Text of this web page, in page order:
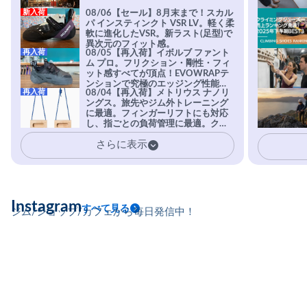
08/06【セール】8月末まで！スカル
パ インスティンクト VSR LV。軽く柔
軟に進化したVSR。新ラスト(足型)で
異次元のフィット感。
新入荷
08/05【再入荷】イボルブ ファント
ム プロ。フリクション・剛性・フィ
ット感すべてが頂点！EVOWRAPテ
ンションで究極のエッジング性能を
実現。進化系ラバーEvo-74はTRAX
を凌駕する粘着力で極小ホールドに
安心感。
再入荷
08/04【再入荷】メトリウス ナノリ
ングス。旅先やジム外トレーニング
に最適。フィンガーリフトにも対応
し、指ごとの負荷管理に最適。クラ
イマーの指を本気で鍛えるギア。
再入荷
さらに表示
ジム/ショップ/カフェから毎日発信中！
Instagramすべて見る